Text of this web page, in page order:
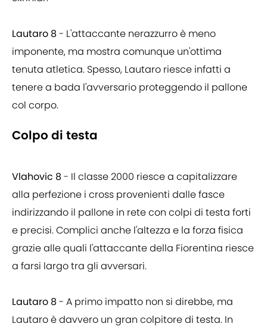
Lautaro 8 - L'attaccante nerazzurro è meno
imponente, ma mostra comunque un'ottima
tenuta atletica. Spesso, Lautaro riesce infatti a
tenere a bada l'avversario proteggendo il pallone
col corpo.
Colpo di testa
Vlahovic 8 - Il classe 2000 riesce a capitalizzare
alla perfezione i cross provenienti dalle fasce
indirizzando il pallone in rete con colpi di testa forti
e precisi. Complici anche l'altezza e la forza fisica
grazie alle quali l'attaccante della Fiorentina riesce
a farsi largo tra gli avversari.
Lautaro 8 - A primo impatto non si direbbe, ma
Lautaro è davvero un gran colpitore di testa. In